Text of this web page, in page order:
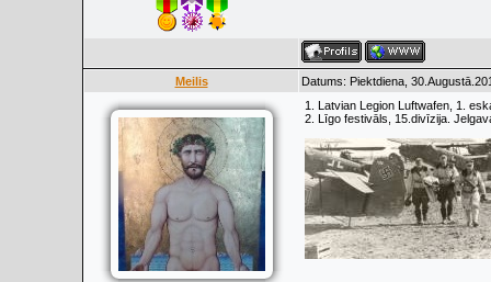
Meilis Datums: Piektdiena,
1. Latvian Legion Luftwafen, 1.
2. Līgo festivāls, 15.divīzija.